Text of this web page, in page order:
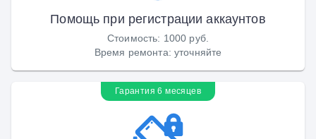
Помощь при регистрации аккаунтов
Стоимость: 1000 руб.
Время ремонта: уточняйте
Гарантия 6 месяцев